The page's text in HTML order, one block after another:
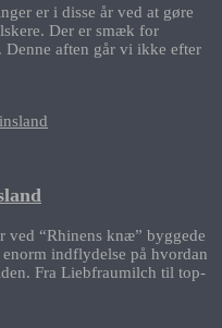
er i disse år ved at gøre
Der er smæk for
aften går vi ikke efter
ved “Rhinens knæ” byggede
indflydelse på hvordan
Fra Liebfraumilch til top-